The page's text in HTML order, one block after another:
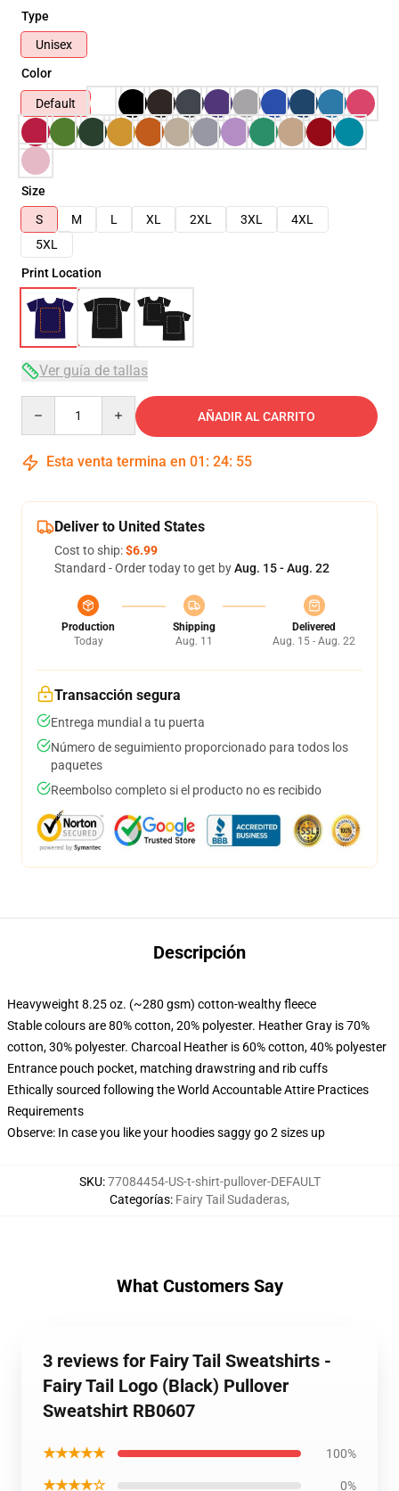
Type
Unisex
Color
Default
Size
S
M L XL 2XL 3XL
4XL
5XL
Print Location
Ver guía de tallas
AÑADIR AL CARRITO
Esta venta termina en 01 : 24: 54
Deliver to United States
Cost to ship:$6.99
Standard - Order today to get byAug. 15 - Aug. 22
Production
Today
Shipping
Aug. 11
Delivered
Aug. 15 - Aug. 22
Transacción segura
Entrega mundial a tu puerta
Número de seguimiento proporcionado para todos los
paquetes
Reembolso completo si el producto no es recibido
Descripción
Heavyweight 8.25 oz. (~280 gsm) cotton-wealthy fleece
Stable colours are 80% cotton, 20% polyester. Heather Gray is 70%
cotton, 30% polyester. Charcoal Heather is 60% cotton, 40% polyester
Entrance pouch pocket, matching drawstring and rib cuffs
Ethically sourced following the World Accountable Attire Practices
Requirements
Observe: In case you like your hoodies saggy go 2 sizes up
SKU:77084454-US-t-shirt-pullover-DEFAULT
Categorías: Fairy Tail Sudaderas,
What Customers Say
3 reviews for Fairy Tail Sweatshirts -
Fairy Tail Logo (Black) Pullover
Sweatshirt RB0607
★★★★★ 100%
★★★★☆ 0%